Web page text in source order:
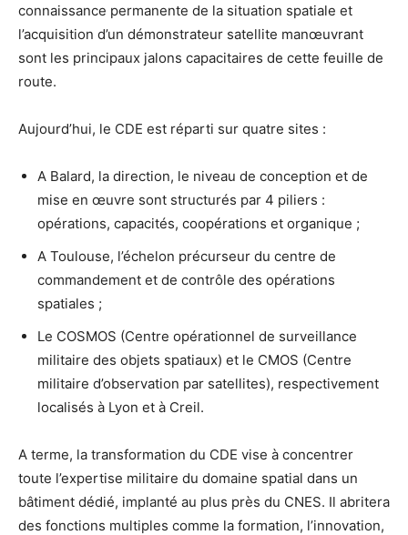
connaissance permanente de la situation spatiale et
l’acquisition d’un démonstrateur satellite manœuvrant
sont les principaux jalons capacitaires de cette feuille de
route.
Aujourd’hui, le CDE est réparti sur quatre sites :
A Balard, la direction, le niveau de conception et de
mise en œuvre sont structurés par 4 piliers :
opérations, capacités, coopérations et organique ;
A Toulouse, l’échelon précurseur du centre de
commandement et de contrôle des opérations
spatiales ;
Le COSMOS (Centre opérationnel de surveillance
militaire des objets spatiaux) et le CMOS (Centre
militaire d’observation par satellites), respectivement
localisés à Lyon et à Creil.
A terme, la transformation du CDE vise à concentrer
toute l’expertise militaire du domaine spatial dans un
bâtiment dédié, implanté au plus près du CNES. Il abritera
des fonctions multiples comme la formation, l’innovation,